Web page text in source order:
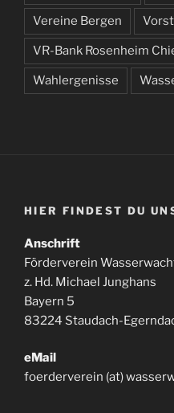
Vereine Bergen
VR-Bank Rosenheim
Wahlergenisse
HIER FINDEST DU
Anschrift
Förderverein
z. Hd. Michael Junghans
Bayern 5
83224 Staudach-
eMail
foerderverein (at)